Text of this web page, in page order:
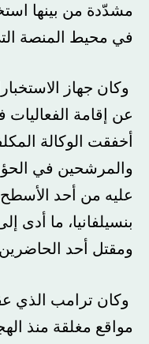
مشدّدة من بينها
في محيط المنصة
وكان جهاز
عن إقامة
أخفقت الوكالة
والمرشحين في
عليه من أحد الأسطح
بنسيلفانيا، ما أدى
ومقتل أحد
مواقع مغلقة منذ